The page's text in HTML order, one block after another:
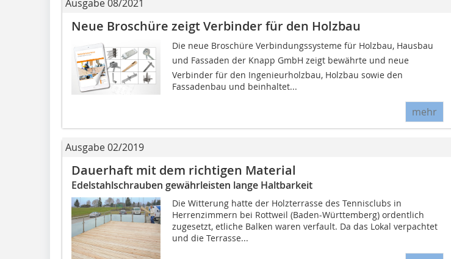
Ausgabe 08/2021
Neue Broschüre zeigt Verbinder für den Holzbau
Die neue Broschüre Verbindungssysteme für Holzbau, Hausbau
und Fassaden der Knapp GmbH zeigt bewährte und neue
Verbinder für den Ingenieurholzbau, Holzbau sowie den
Fassadenbau und beinhaltet...
mehr
Ausgabe 02/2019
Dauerhaft mit dem richtigen Material
Edelstahlschrauben gewährleisten lange Haltbarkeit
Die Witterung hatte der Holzterrasse des Tennisclubs in
Herrenzimmern bei Rottweil (Baden-Württemberg) ordentlich
zugesetzt, etliche Balken waren verfault. Da das Lokal verpachtet
und die Terrasse...